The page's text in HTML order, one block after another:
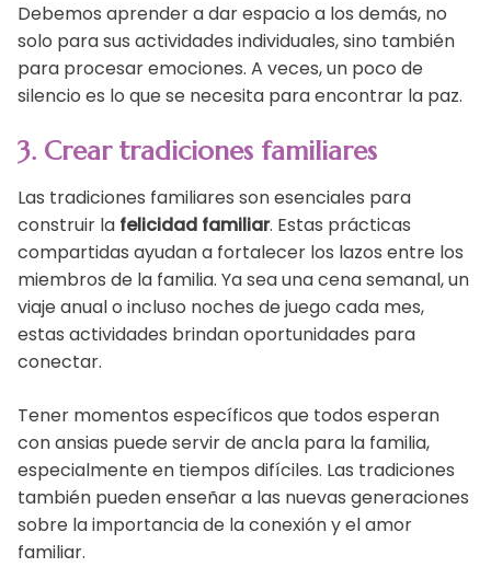
Debemos aprender a dar espacio a los demás, no
solo para sus actividades individuales, sino también
para procesar emociones. A veces, un poco de
silencio es lo que se necesita para encontrar la paz.
3. Crear tradiciones familiares
Las tradiciones familiares son esenciales para
construir la felicidad familiar. Estas prácticas
compartidas ayudan a fortalecer los lazos entre los
miembros de la familia. Ya sea una cena semanal, un
viaje anual o incluso noches de juego cada mes,
estas actividades brindan oportunidades para
conectar.
Tener momentos específicos que todos esperan
con ansias puede servir de ancla para la familia,
especialmente en tiempos difíciles. Las tradiciones
también pueden enseñar a las nuevas generaciones
sobre la importancia de la conexión y el amor
familiar.